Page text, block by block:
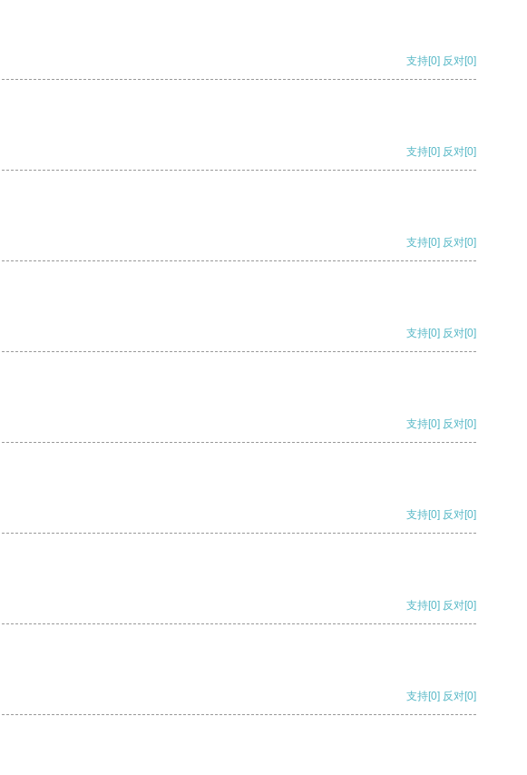
支持[0] 反对[0]
支持[0] 反对[0]
支持[0] 反对[0]
支持[0] 反对[0]
支持[0] 反对[0]
支持[0] 反对[0]
支持[0] 反对[0]
支持[0] 反对[0]